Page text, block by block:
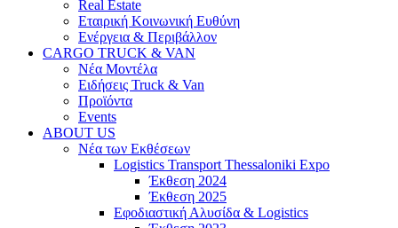
Real Estate
Εταιρική Κοινωνική Ευθύνη
Ενέργεια & Περιβάλλον
CARGO TRUCK & VAN
Νέα Μοντέλα
Ειδήσεις Truck & Van
Προϊόντα
Events
ABOUT US
Νέα των Εκθέσεων
Logistics Transport Thessaloniki Expo
Έκθεση 2024
Έκθεση 2025
Εφοδιαστική Αλυσίδα & Logistics